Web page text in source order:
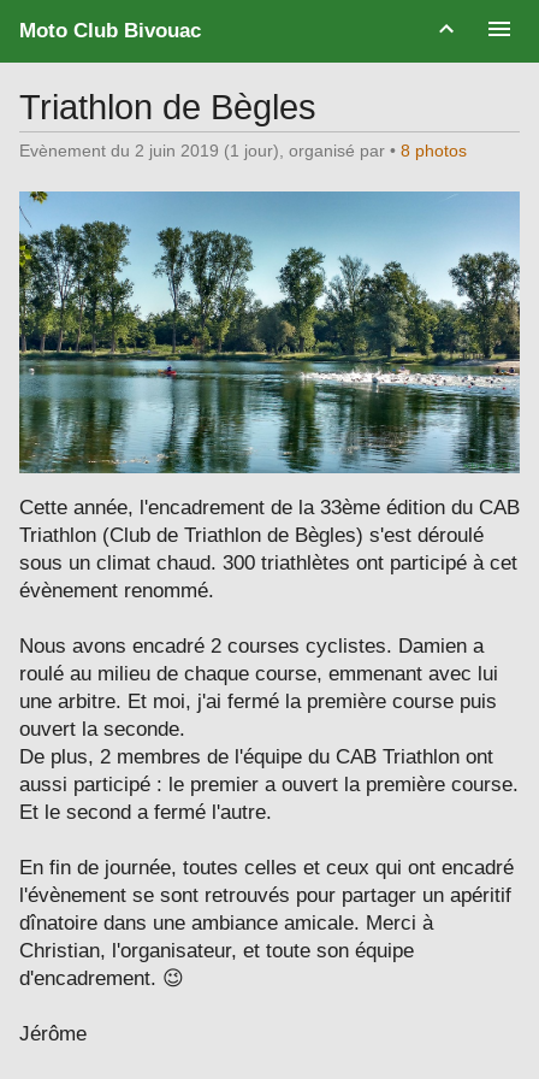
Moto Club Bivouac
Triathlon de Bègles
Evènement du 2 juin 2019 (1 jour), organisé par • 8 photos
Cette année, l'encadrement de la 33ème édition du CAB
Triathlon (Club de Triathlon de Bègles) s'est déroulé
sous un climat chaud. 300 triathlètes ont participé à cet
évènement renommé.
Nous avons encadré 2 courses cyclistes. Damien a
roulé au milieu de chaque course, emmenant avec lui
une arbitre. Et moi, j'ai fermé la première course puis
ouvert la seconde.
De plus, 2 membres de l'équipe du CAB Triathlon ont
aussi participé : le premier a ouvert la première course.
Et le second a fermé l'autre.
En fin de journée, toutes celles et ceux qui ont encadré
l'évènement se sont retrouvés pour partager un apéritif
dînatoire dans une ambiance amicale. Merci à
Christian, l'organisateur, et toute son équipe
d'encadrement. 😉
Jérôme